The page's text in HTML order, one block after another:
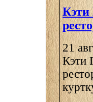
Кэти
21
Кэти